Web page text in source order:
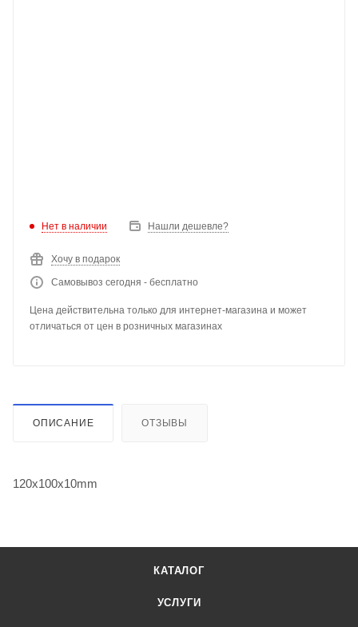
Нет в наличии Нашли дешевле?
Хочу в подарок
Самовывоз сегодня - бесплатно
Цена действительна только для интернет-магазина и может
отличаться от цен в розничных магазинах
ОПИСАНИЕ ОТЗЫВЫ
120x100x10mm
КАТАЛОГ
УСЛУГИ